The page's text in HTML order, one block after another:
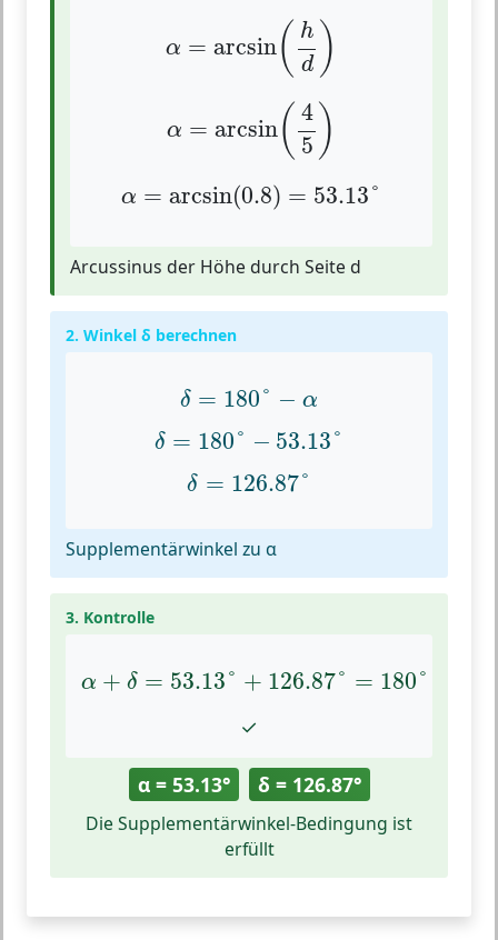
α = arcsin( h
d )
h d )
α = arcsin( 4
5 )
4 5 )
α = arcsin(0.8) = 53.13°
arcsin (0.8) 53.13°
Arcussinus der Höhe durch Seite d
2. Winkel δ berechnen
δ = 180° − α
180°
δ = 180° − 53.13°
180° 53.13°
δ = 126.87°
δ 126.87°
Supplementärwinkel zu α
3. Kontrolle
α + δ = 53.13° + 126.87° = 180°
α + 53.13° 126.87°= 180°
✓
α = 53.13° δ = 126.87°
Die Supplementärwinkel-Bedingung ist
erfüllt